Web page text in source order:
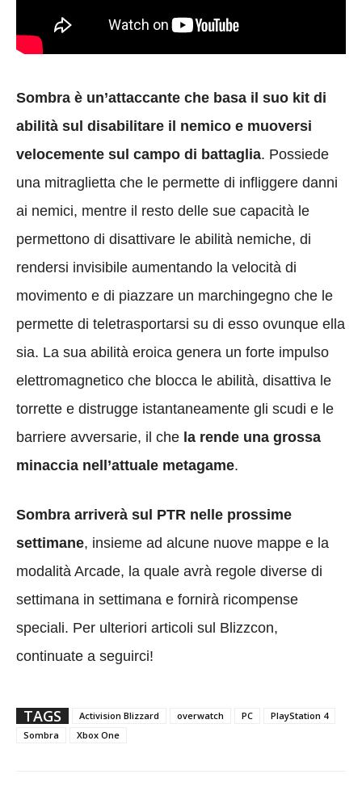
Sombra è un’attaccante che basa il suo kit di
abilità sul disabilitare il nemico e muoversi
velocemente sul campo di battaglia. Possiede
una mitraglietta che le permette di infliggere danni
ai nemici, mentre il resto delle sue capacità le
permettono di disattivare le abilità nemiche, di
rendersi invisibile aumentando la velocità di
movimento e di piazzare un marchingegno che le
permette di teletrasportarsi su di esso ovunque ella
sia. La sua abilità eroica genera un forte impulso
elettromagnetico che blocca le abilità, disattiva le
torrette e distrugge istantaneamente gli scudi e le
barriere avversarie, il che la rende una grossa
minaccia nell’attuale metagame.
Sombra arriverà sul PTR nelle prossime
settimane, insieme ad alcune nuove mappe e la
modalità Arcade, la quale avrà regole diverse di
settimana in settimana e fornirà ricompense
speciali. Per ulteriori articoli sul Blizzcon,
continuate a seguirci!
TAGS Activision Blizzard overwatch PC
PlayStation 4
Sombra
Xbox One